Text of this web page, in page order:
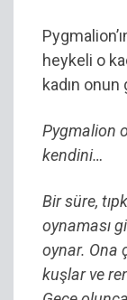
heykeli o
kadın
Pygmalion
kendini…
Bir süre,
oynaması
oynar. Ona
kuşlar ve